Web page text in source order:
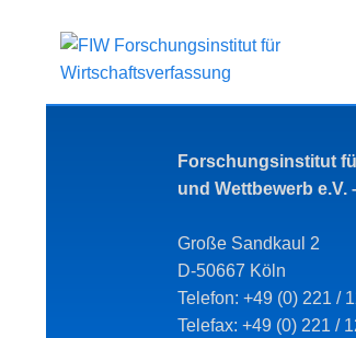
Forschungsinstitut
und Wettbewerb e.V.
Große Sandkaul 2
D-50667 Köln
Telefon: +49 (0) 221 /
Telefax: +49 (0) 221 /